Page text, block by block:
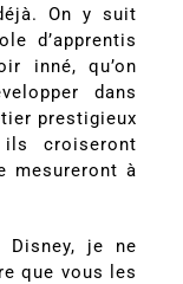
On y suit
d’apprentis
inné, qu’on
dans
prestigieux
ils croiseront
mesureront à
Disney, je ne
que vous les